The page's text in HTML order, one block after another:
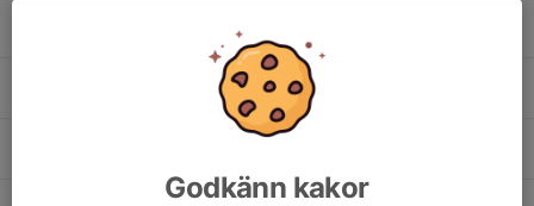
Valter Friedrichsen 11
Godkänn kakor